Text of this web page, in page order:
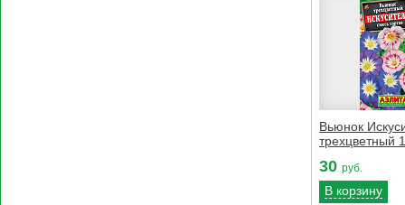
Вьюнок
трехцветный
30 руб.
В корзину